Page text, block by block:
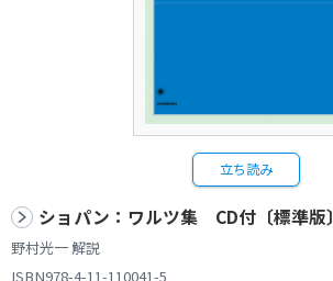
立ち読み
ショパン：ワルツ集 CD付〔標準版〕
野村光一 解説
ISBN978-4-11-110041-5